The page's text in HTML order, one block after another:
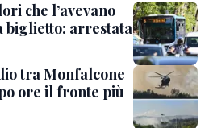
che l’avevano
biglietto: arrestata
tra Monfalcone
ore il fronte più